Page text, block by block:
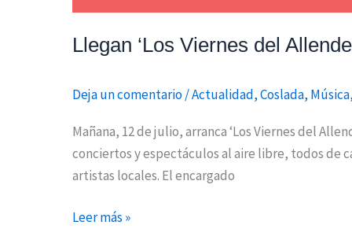
Llegan ‘Los Viernes del
Deja un comentario/Actualidad,Coslada, Música,
Mañana, 12 de julio, arranca ‘Los Viernes del
conciertos y espectáculos al aire libre, todos de
artistas locales. El encargado
Leer más »